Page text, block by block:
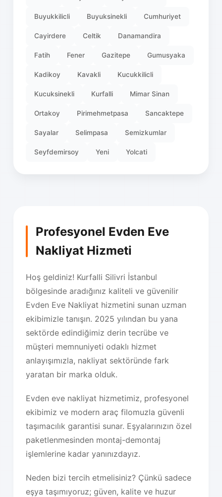
Profesyonel Evden Eve
Nakliyat Hizmeti
Hoş geldiniz! Kurfalli Silivri İstanbul
bölgesinde aradığınız kaliteli ve güvenilir
Evden Eve Nakliyat hizmetini sunan uzman
ekibimizle tanışın. 2025 yılından bu yana
sektörde edindiğimiz derin tecrübe ve
müşteri memnuniyeti odaklı hizmet
anlayışımızla, nakliyat sektöründe fark
yaratan bir marka olduk.
Evden eve nakliyat hizmetimiz, profesyonel
ekibimiz ve modern araç filomuzla güvenli
taşımacılık garantisi sunar. Eşyalarınızın özel
paketlenmesinden montaj-demontaj
işlemlerine kadar yanınızdayız.
Neden bizi tercih etmelisiniz? Çünkü sadece
eşya taşımıyoruz; güven, kalite ve huzur
Buyukkilicli Buyuksinekli Cumhuriyet
Cayirdere Celtik Danamandira
Fatih Fener Gazitepe Gumusyaka
Kadikoy Kavakli Kucukkilicli
Kucuksinekli Kurfalli Mimar Sinan
Ortakoy Pirimehmetpasa Sancaktepe
Sayalar Selimpasa Semizkumlar
Seyfdemirsoy Yeni Yolcati